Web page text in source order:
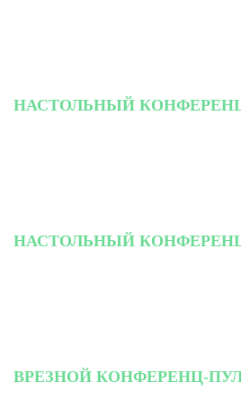
НАСТОЛЬНЫЙ
НАСТОЛЬНЫЙ
ВРЕЗНОЙ КОНФЕРЕНЦ-